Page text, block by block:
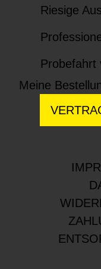
Riesige
Probefahrt
Meine